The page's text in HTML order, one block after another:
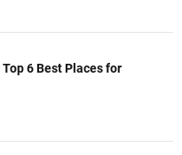
6 Best Places for